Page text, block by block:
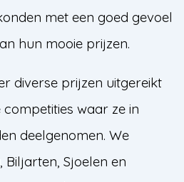
met een goed gevoel
hun mooie prijzen.
diverse prijzen uitgereikt
waar ze in
deelgenomen. We
Biljarten, Sjoelen en